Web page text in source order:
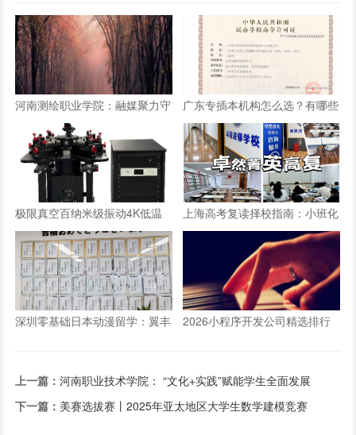
河南测绘职业学院：融媒聚力守
阵地 数字赋能育新人
广东专插本机构怎么选？有哪些
参考标准？
极限真空百纳米级振动4K低温
探针台：国产设备方案
上海高考复读择校指南：小班化
教学如何重塑提分路径
深圳零基础日本动漫留学：翼丰
2026小程序开发公司精选排行
上一篇：河南职业技术学院： “文化+实践”赋能学生全面发展
下一篇： 美赛选拔赛丨2025年亚太地区大学生数学建模竞赛